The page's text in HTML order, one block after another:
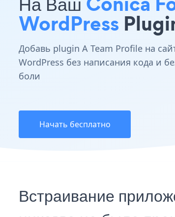
WordPress
Добавь plugin A Team Profile на
WordPress без написания кода и
боли
Начать бесплатно
Встраивание